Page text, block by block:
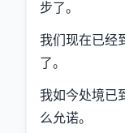
步了。
我们现在已经
了。
我如今处境已
么允诺。